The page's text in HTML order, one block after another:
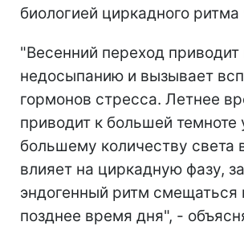
биологией циркадного ритма
"Весенний переход приводит
недосыпанию и вызывает
гормонов стресса. Летнее
приводит к большей темноте
большему количеству света
влияет на циркадную фазу,
эндогенный ритм смещаться
позднее время дня", -